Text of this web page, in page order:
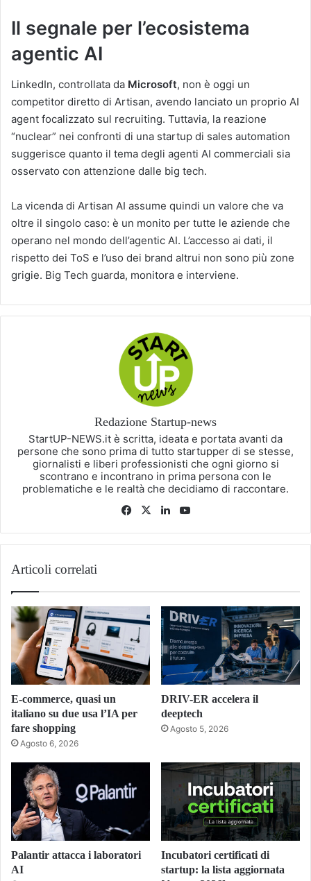
Il segnale per l’ecosistema
agentic AI
LinkedIn, controllata da Microsoft, non è oggi un
competitor diretto di Artisan, avendo lanciato un proprio AI
agent focalizzato sul recruiting. Tuttavia, la reazione
“nuclear” nei confronti di una startup di sales automation
suggerisce quanto il tema degli agenti AI commerciali sia
osservato con attenzione dalle big tech.
La vicenda di Artisan AI assume quindi un valore che va
oltre il singolo caso: è un monito per tutte le aziende che
operano nel mondo dell’agentic AI. L’accesso ai dati, il
rispetto dei ToS e l’uso dei brand altrui non sono più zone
grigie. Big Tech guarda, monitora e interviene.
Redazione Startup-news
StartUP-NEWS.it è scritta, ideata e portata avanti da
persone che sono prima di tutto startupper di se stesse,
giornalisti e liberi professionisti che ogni giorno si
scontrano e incontrano in prima persona con le
problematiche e le realtà che decidiamo di raccontare.
Facebook
X LinkedIn
Articoli correlati
E-commerce, quasi un
italiano su due usa l’IA per
fare shopping
Agosto 6, 2026
DRIV-ER accelera il
deeptech
Agosto 5, 2026
Palantir attacca i laboratori
AI
Incubatori certificati di
startup: la lista aggiornata